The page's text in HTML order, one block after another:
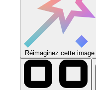
Réimaginez cette image